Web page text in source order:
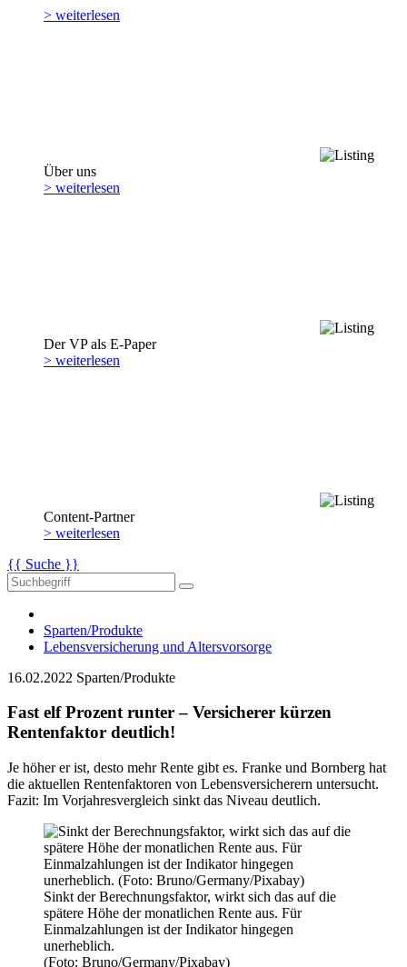
> weiterlesen
Über uns
> weiterlesen
Der VP als E-Paper
> weiterlesen
Content-Partner
> weiterlesen
{{ Suche }}
Sparten/Produkte
Lebensversicherung und Altersvorsorge
16.02.2022 Sparten/Produkte
Fast elf Prozent runter – Versicherer kürzen
Rentenfaktor deutlich!
Je höher er ist, desto mehr Rente gibt es. Franke und Bornberg hat
die aktuellen Rentenfaktoren von Lebensversicherern untersucht.
Fazit: Im Vorjahresvergleich sinkt das Niveau deutlich.
Sinkt der Berechnungsfaktor, wirkt sich das auf die
spätere Höhe der monatlichen Rente aus. Für
Einmalzahlungen ist der Indikator hingegen
unerheblich.
(Foto: Bruno/Germany/Pixabay)